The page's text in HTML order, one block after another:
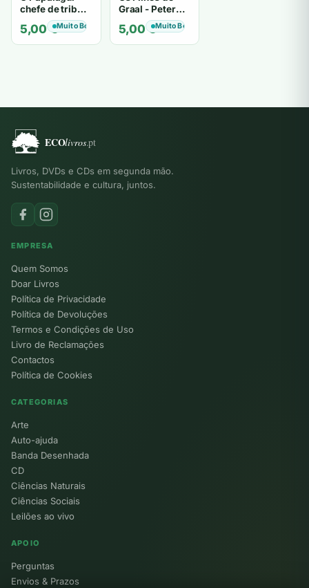
chefe de tribo
de tiavéa
5,00€Muito Bom
Graal - Peter
Berling
5,00€Muito Bom
Livros, DVDs e CDs em segunda mão.
Sustentabilidade e cultura, juntos.
EMPRESA
Quem Somos
Doar Livros
Política de Privacidade
Política de Devoluções
Termos e Condições de Uso
Livro de Reclamações
Contactos
Política de Cookies
CATEGORIAS
Arte
Auto-ajuda
Banda Desenhada
CD
Ciências Naturais
Ciências Sociais
Leilões ao vivo
APOIO
Perguntas
Envios & Prazos